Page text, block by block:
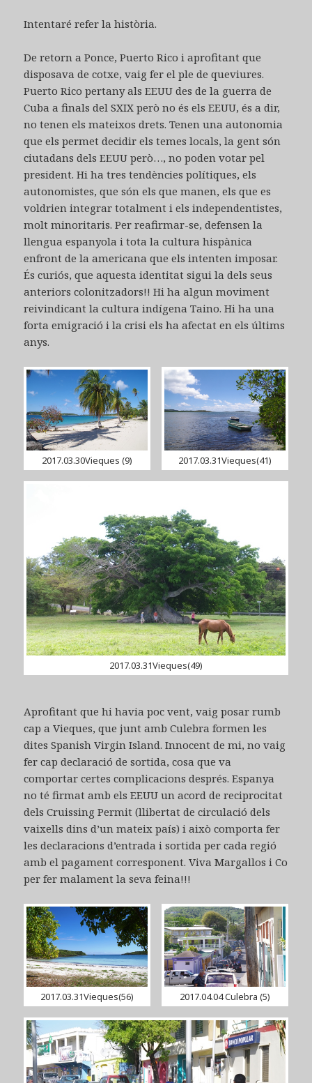
Intentaré refer la història.
De retorn a Ponce, Puerto Rico i aprofitant que
disposava de cotxe, vaig fer el ple de queviures.
Puerto Rico pertany als EEUU des de la guerra de
Cuba a finals del SXIX però no és els EEUU, és a dir,
no tenen els mateixos drets. Tenen una autonomia
que els permet decidir els temes locals, la gent són
ciutadans dels EEUU però…, no poden votar pel
president. Hi ha tres tendències polítiques, els
autonomistes, que són els que manen, els que es
voldrien integrar totalment i els independentistes,
molt minoritaris. Per reafirmar-se, defensen la
llengua espanyola i tota la cultura hispànica
enfront de la americana que els intenten imposar.
És curiós, que aquesta identitat sigui la dels seus
anteriors colonitzadors!! Hi ha algun moviment
reivindicant la cultura indígena Taino. Hi ha una
forta emigració i la crisi els ha afectat en els últims
anys.
2017.03.30Vieques (9) 2017.03.31Vieques(41)
2017.03.31Vieques(49)
Aprofitant que hi havia poc vent, vaig posar rumb
cap a Vieques, que junt amb Culebra formen les
dites Spanish Virgin Island. Innocent de mi, no vaig
fer cap declaració de sortida, cosa que va
comportar certes complicacions després. Espanya
no té firmat amb els EEUU un acord de reciprocitat
dels Cruissing Permit (llibertat de circulació dels
vaixells dins d’un mateix país) i això comporta fer
les declaracions d’entrada i sortida per cada regió
amb el pagament corresponent. Viva Margallos i Co
per fer malament la seva feina!!!
2017.03.31Vieques(56) 2017.04.04 Culebra (5)